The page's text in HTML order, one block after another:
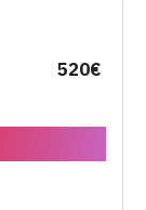
520€